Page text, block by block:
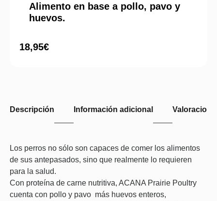
Alimento en base a pollo, pavo y
huevos.
18,95€
Descripción Información adicional
Los perros no sólo son capaces de comer los alimentos
de sus antepasados, sino que realmente lo requieren
para la salud.
Con proteína de carne nutritiva, ACANA Prairie Poultry
cuenta con pollo y pavo más huevos enteros,